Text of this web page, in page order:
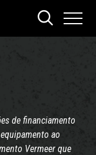
de financiamento
ao
Vermeer que